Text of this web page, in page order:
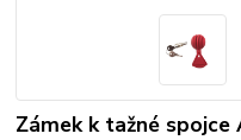
Zámek k tažné spojce